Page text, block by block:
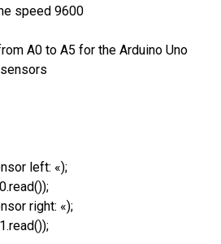
speed 9600
A0 to A5 for the Arduino Uno
left: «);
right: «);